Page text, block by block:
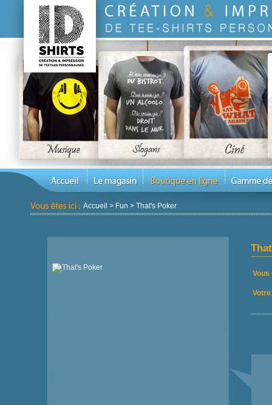
Accueil > Fun > That's Poker